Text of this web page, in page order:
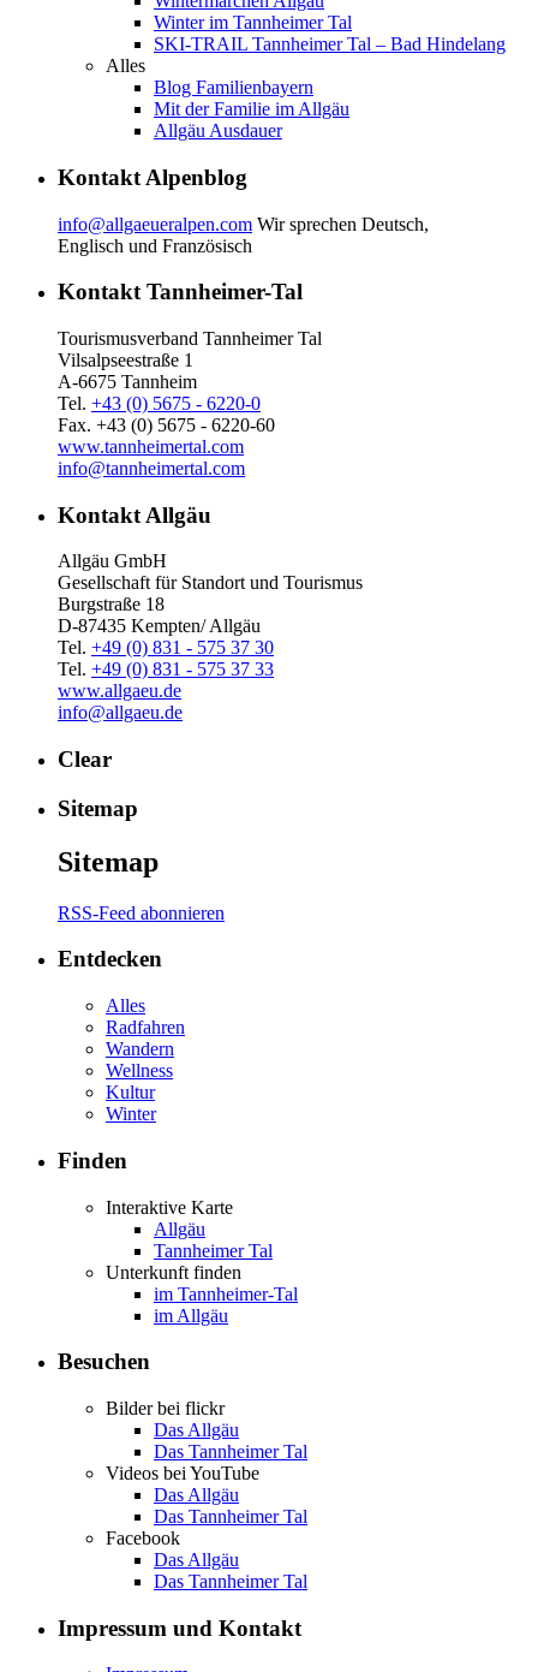
Winter im Tannheimer Tal
SKI-TRAIL Tannheimer Tal – Bad Hindelang
Alles
Blog Familienbayern
Mit der Familie im Allgäu
Allgäu Ausdauer
Kontakt Alpenblog
info@allgaeueralpen.com Wir sprechen Deutsch,
Englisch und Französisch
Kontakt Tannheimer-Tal
Tourismusverband Tannheimer Tal
Vilsalpseestraße 1
A-6675 Tannheim
Tel. +43 (0) 5675 - 6220-0
Fax. +43 (0) 5675 - 6220-60
www.tannheimertal.com
info@tannheimertal.com
Kontakt Allgäu
Allgäu GmbH
Gesellschaft für Standort und Tourismus
Burgstraße 18
D-87435 Kempten/ Allgäu
Tel. +49 (0) 831 - 575 37 30
Tel. +49 (0) 831 - 575 37 33
www.allgaeu.de
info@allgaeu.de
Clear
Sitemap
Sitemap
RSS-Feed abonnieren
Entdecken
Alles
Radfahren
Wandern
Wellness
Kultur
Winter
Finden
Interaktive Karte
Allgäu
Tannheimer Tal
Unterkunft finden
im Tannheimer-Tal
im Allgäu
Besuchen
Bilder bei flickr
Das Allgäu
Das Tannheimer Tal
Videos bei YouTube
Das Allgäu
Das Tannheimer Tal
Facebook
Das Allgäu
Das Tannheimer Tal
Impressum und Kontakt